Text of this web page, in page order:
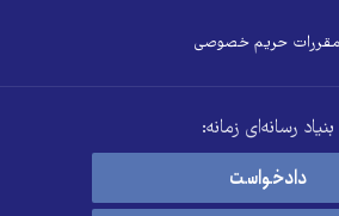
مقررات حریم خصوصی
بنیاد رسانه‌ای زمانه:
دادخواست